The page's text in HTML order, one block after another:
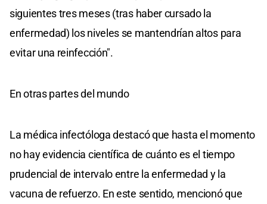
siguientes tres meses (tras haber cursado la
enfermedad) los niveles se mantendrían altos para
evitar una reinfección".
En otras partes del mundo
La médica infectóloga destacó que hasta el momento
no hay evidencia científica de cuánto es el tiempo
prudencial de intervalo entre la enfermedad y la
vacuna de refuerzo. En este sentido, mencionó que